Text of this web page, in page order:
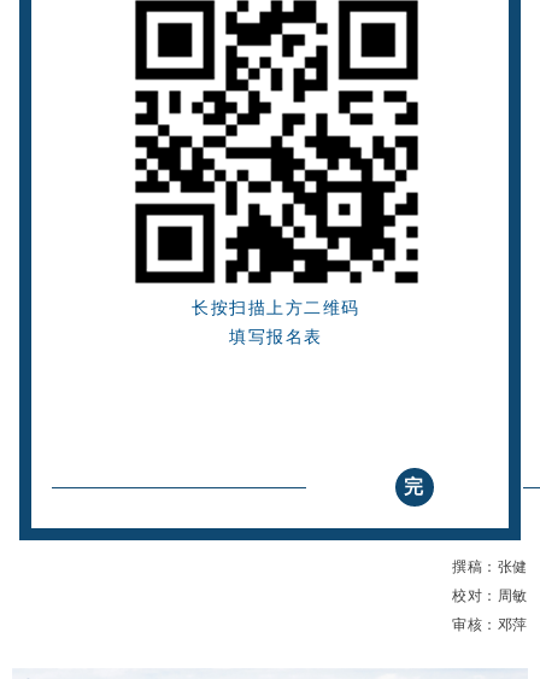
长按扫描上方二维码
填写报名表
完
撰稿： 张健
校对： 周敏
审核： 邓萍